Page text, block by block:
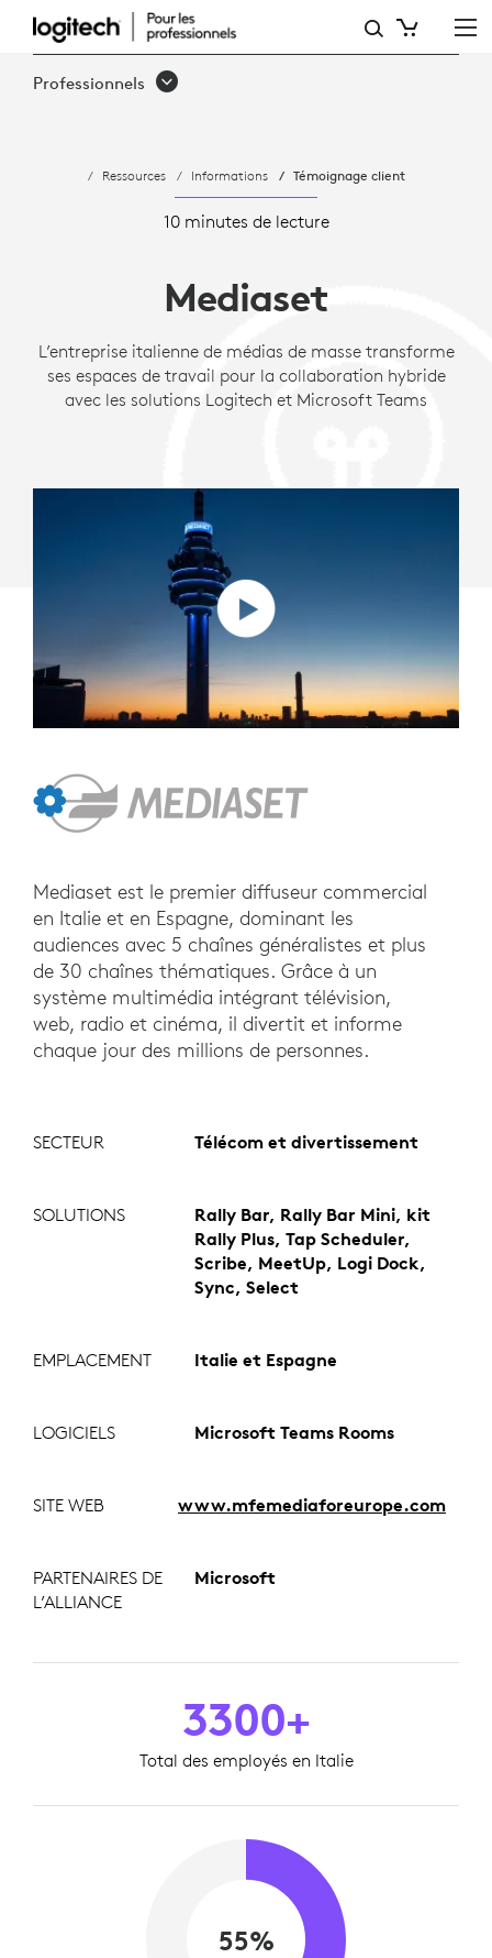
ÉTUDE
DE
MEDIASET
AMÉLIORE
HYBRIDE
AVEC
Professionnels
Ressources Informations Témoignage client
10 minutes de lecture
Mediaset
L’entreprise italienne de médias de masse transforme
ses espaces de travail pour la collaboration hybride
avec les solutions Logitech et Microsoft Teams
Mediaset est le premier diffuseur commercial
en Italie et en Espagne, dominant les
audiences avec 5 chaînes généralistes et plus
de 30 chaînes thématiques. Grâce à un
système multimédia intégrant télévision,
web, radio et cinéma, il divertit et informe
chaque jour des millions de personnes.
SECTEUR Télécom et divertissement
SOLUTIONS
Rally Bar, Rally Bar Mini, kit
Rally Plus, Tap Scheduler,
Scribe, MeetUp, Logi Dock,
Sync, Select
EMPLACEMENT Italie et Espagne
LOGICIELS Microsoft Teams Rooms
SITE WEB www.mfemediaforeurope.com
PARTENAIRES DE
L’ALLIANCE
Microsoft
3300+
Total des employés en Italie
55%